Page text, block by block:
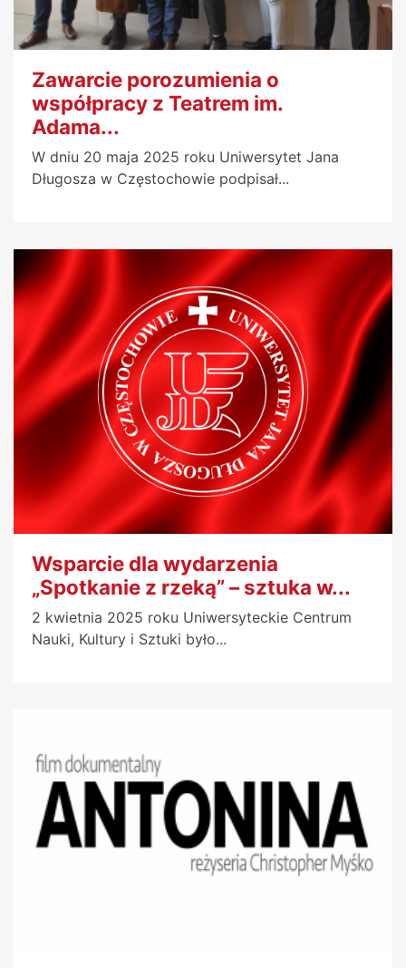
Zawarcie porozumienia o
współpracy z Teatrem im.
Adama...
W dniu 20 maja 2025 roku Uniwersytet Jana
Długosza w Częstochowie podpisał...
Wsparcie dla wydarzenia
„Spotkanie z rzeką” – sztuka w...
2 kwietnia 2025 roku Uniwersyteckie Centrum
Nauki, Kultury i Sztuki było...